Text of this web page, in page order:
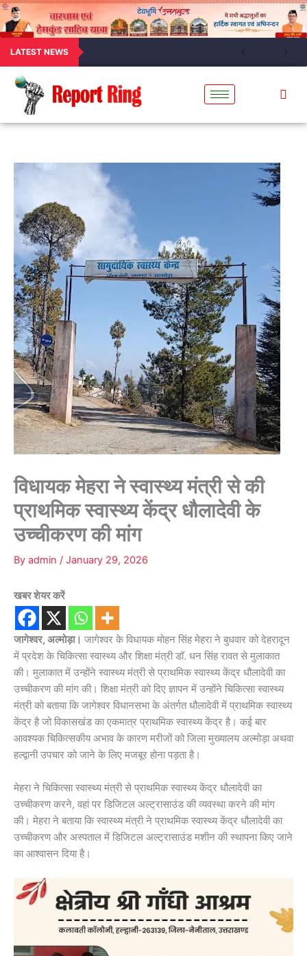
LATEST NEWS
विधायक मेहरा ने स्वास्थ्य मंत्री से की
प्राथमिक स्वास्थ्य केंद्र धौलादेवी के
उच्चीकरण की मांग
By admin / January 29, 2026
खबर शेयर करें
जागेश्वर, अल्मोड़ा। जागेश्वर के विधायक मोहन सिंह मेहरा ने बुधवार को देहरादून
में प्रदेश के चिकित्सा स्वास्थ्य और शिक्षा मंत्री डॉ. धन सिंह रावत से मुलाकात
की। मुलाकात में उन्होंने स्वास्थ्य मंत्री से प्राथमिक स्वास्थ्य केंद्र धौलादेवी का
उच्चीकरण की मांग की। शिक्षा मंत्री को दिए ज्ञापन में उन्होंने चिकित्सा स्वास्थ्य
मंत्री को बताया कि जागेश्वर विधानसभा के अंतर्गत धौलादेवी में प्राथमिक स्वास्थ्य
केंद्र है जो विकासखंड का एकमात्र प्राथमिक स्वास्थ्य केंद्र है। कई बार
आवश्यक चिकित्सकीय अभाव के कारण मरीजों को जिला मुख्यालय अल्मोड़ा अथवा
हल्द्वानी उपचार को जाने के लिए मजबूर होना पड़ता है।
मेहरा ने चिकित्सा स्वास्थ्य मंत्री से प्राथमिक स्वास्थ्य केंद्र धौलादेवी का
उच्चीकरण करने, वहां पर डिजिटल अल्ट्रासाउंड की व्यवस्था करने की मांग
की। मेहरा ने बताया कि स्वास्थ्य मंत्री ने प्राथमिक स्वास्थ्य केंद्र धौलादेवी का
उच्चीकरण और अस्पताल में डिजिटल अल्ट्रासाउंड मशीन की स्थापना किए जाने
का आश्वासन दिया है।